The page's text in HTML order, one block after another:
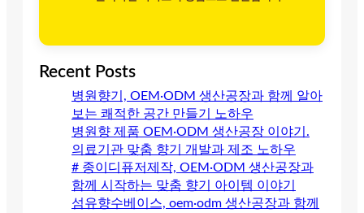
Recent Posts
병원향기, OEM·ODM 생산공장과 함께 알아
보는 쾌적한 공간 만들기 노하우
병원향 제품 OEM·ODM 생산공장 이야기.
의료기관 맞춤 향기 개발과 제조 노하우
# 종이디퓨저제작, OEM·ODM 생산공장과
함께 시작하는 맞춤 향기 아이템 이야기
섬유향수베이스, oem·odm 생산공장과 함께